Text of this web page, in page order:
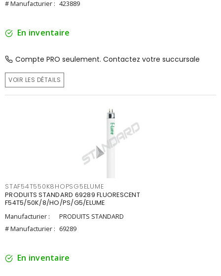
# Manufacturier : 423889
En inventaire
Compte PRO seulement. Contactez votre succursale
VOIR LES DÉTAILS
STAF54T550K8HOPSG5ELUME
PRODUITS STANDARD 69289 FLUORESCENT
F54T5/50K/8/HO/PS/G5/ELUME
Manufacturier :
PRODUITS STANDARD
# Manufacturier : 69289
En inventaire